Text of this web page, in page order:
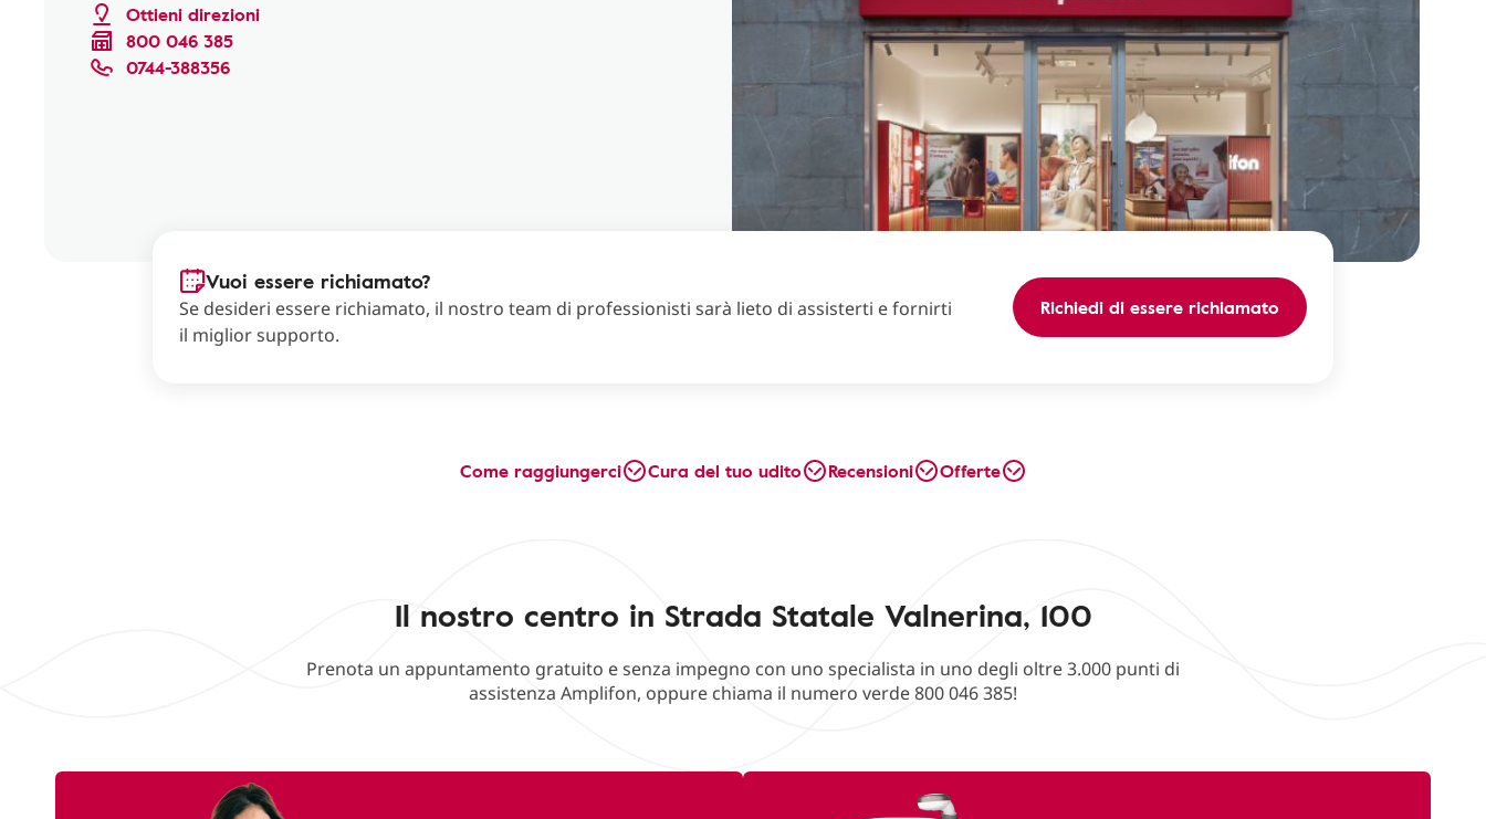
Ottieni direzioni
800 046 385
0744-388356
Vuoi essere richiamato?
Se desideri essere richiamato, il nostro team di professionisti sarà lieto di assisterti e fornirti
il miglior supporto.
Richiedi di essere richiamato
Come raggiungerci Cura del tuo udito Recensioni Offerte
Il nostro centro in Strada Statale Valnerina, 100
Prenota un appuntamento gratuito e senza impegno con uno specialista in uno degli oltre 3.000 punti di
assistenza Amplifon, oppure chiama il numero verde 800 046 385!